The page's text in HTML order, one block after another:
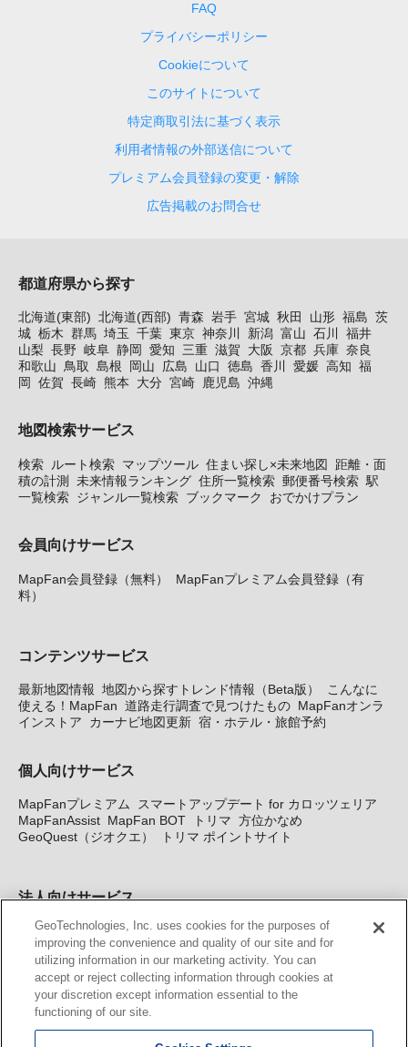
FAQ
プライバシーポリシー
Cookieについて
このサイトについて
特定商取引法に基づく表示
利用者情報の外部送信について
プレミアム会員登録の変更・解除
広告掲載のお問合せ
都道府県から探す
北海道(東部) 北海道(西部) 青森 岩手 宮城 秋田 山形 福島 茨
城 栃木 群馬 埼玉 千葉 東京 神奈川 新潟 富山 石川
福井
山梨 長野 岐阜 静岡 愛知 三重 滋賀 大阪 京都 兵庫 奈良
和歌山
鳥取 島根 岡山 広島 山口 徳島 香川 愛媛 高知 福
岡
佐賀 長崎 熊本 大分 宮崎 鹿児島 沖縄
地図検索サービス
検索 ルート検索 マップツール 住まい探し×未来地図
距離・面
積の計測
未来情報ランキング 住所一覧検索 郵便番号検索 駅
一覧検索 ジャンル一覧検索 ブックマーク おでかけプラン
会員向けサービス
MapFan会員登録（無料）
MapFanプレミアム会員登録（有
料）
コンテンツサービス
最新地図情報 地図から探すトレンド情報（Beta版）
こんなに
使える！MapFan 道路走行調査で見つけたもの MapFanオンラ
インストア
カーナビ地図更新 宿・ホテル・旅館予約
個人向けサービス
MapFanプレミアム
スマートアップデート for カロッツェリア
MapFanAssist MapFan BOT トリマ 方位かなめ
GeoQuest（ジオクエ）
トリマ ポイントサイト
法人向けサービス
法人向け地図・位置情報サービス WEBサイト・システム向け地
図API Windows PC向け地図開発キット MapFan DB 住所確認
サービス
MAP WORLD+ トリマ広告 Geo-Research
カーナビ地図更新サービス
GeoTechnologies, Inc. uses cookies for the purposes of
improving the convenience and quality of our site and for
utilizing information in our marketing activity. You can
accept or reject collecting information through cookies at
your discretion except information essential to the
functioning of our site.